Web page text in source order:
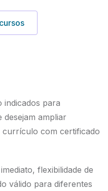
indicados para
desejam ampliar
com certificado
flexibilidade de
válido para diferentes